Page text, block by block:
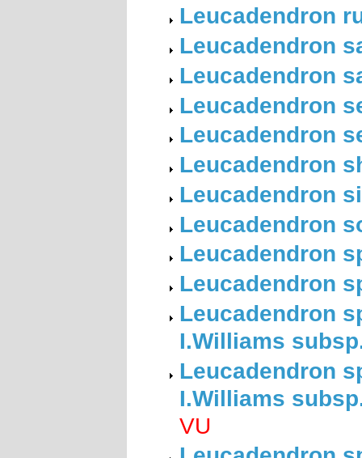
Leucadendron
Leucadendron
Leucadendron
Leucadendron
Leucadendron
Leucadendron
Leucadendron
Leucadendron
Leucadendron
Leucadendron
Leucadendron
I.Williams
Leucadendron
I.Williams
VU